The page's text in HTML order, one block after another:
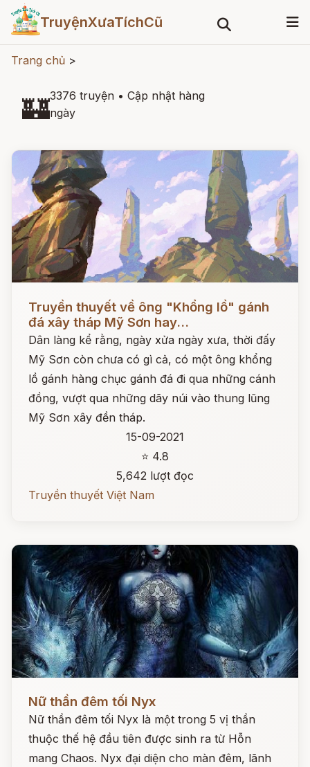
TruyệnXưaTíchCũ
Trang chủ >
🏰3376 truyện • Cập nhật hàng
ngày
Đọc ngay
Truyền thuyết về ông "Khổng lồ" gánh
đá xây tháp Mỹ Sơn hay...
Dân làng kể rằng, ngày xửa ngày xưa, thời đấy
Mỹ Sơn còn chưa có gì cả, có một ông khổng
lồ gánh hàng chục gánh đá đi qua những cánh
đồng, vượt qua những dãy núi vào thung lũng
Mỹ Sơn xây đền tháp.
15-09-2021
⭐ 4.8
5,642 lượt đọc
Truyền thuyết Việt Nam
Nữ thần đêm tối Nyx
Nữ thần đêm tối Nyx là một trong 5 vị thần
thuộc thế hệ đầu tiên được sinh ra từ Hỗn
mang Chaos. Nyx đại diện cho màn đêm, lãnh